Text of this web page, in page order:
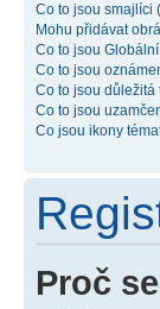
Co to jsou smajlíci
Mohu přidávat
Co to jsou
Co to jsou
Co to jsou důležitá
Co to jsou
Co jsou ikony
Proč